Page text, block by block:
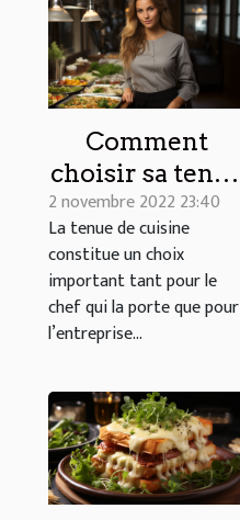
Comment
choisir sa tenue
de cuisine
professionnelle
?
2 novembre 2022 23:40
La tenue de cuisine
constitue un choix
important tant pour le
chef qui la porte que pour
l’entreprise...